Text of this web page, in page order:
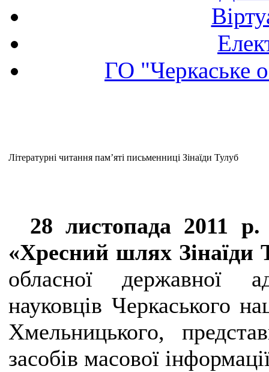
ГО "Черкаське
Літературні читання пам’яті письменниці Зінаїди Тулуб
28 листопада 2011 р.
«Хресний шлях Зінаїди
обласної державної
науковців Черкаського
Хмельницького,
засобів масової